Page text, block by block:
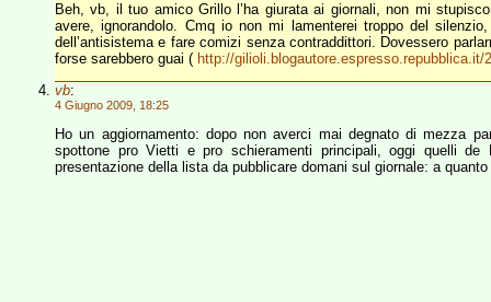
Beh, vb, il tuo amico Grillo l’ha giurata ai giornali, non mi
avere, ignorandolo. Cmq io non mi lamenterei troppo del
dell’antisistema e fare comizi senza contraddittori. Dovessero
forse sarebbero guai ( http://
vb:
4 Giugno 2009, 18:25
Ho un aggiornamento: dopo non averci mai degnato di mezza
spottone pro Vietti e pro schieramenti principali, oggi quelli
presentazione della lista da pubblicare domani sul giornale: a